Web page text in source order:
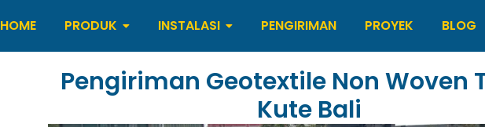
HOME PRODUK INSTALASI PENGIRIMAN PROYEK BLOG
Pengiriman Geotextile Non Woven
Kute Bali